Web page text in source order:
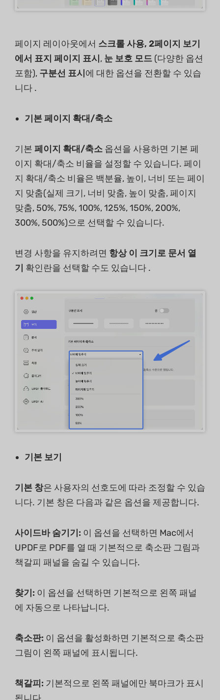
페이지 레이아웃에서 스크롤 사용, 2페이지 보기
에서 표지 페이지 표시 , 눈 보호 모드 (다양한 옵션
포함), 구분선 표시 에 대한 옵션을 전환할 수 있습
니다 .
기본 페이지 확대/축소
기본 페이지 확대/축소 옵션을 사용하면 기본 페
이지 확대/축소 비율을 설정할 수 있습니다. 페이
지 확대/축소 비율은 백분율, 높이, 너비 또는 페이
지 맞춤(실제 크기, 너비 맞춤, 높이 맞춤, 페이지
맞춤, 50%, 75%, 100%, 125%, 150%, 200%,
300%, 500%)으로 선택할 수 있습니다.
변경 사항을 유지하려면 항상 이 크기로 문서 열
기 확인란을 선택할 수도 있습니다 .
기본 보기
기본 창은 사용자의 선호도에 따라 조정할 수 있습
니다. 기본 창은 다음과 같은 옵션을 제공합니다.
사이드바 숨기기: 이 옵션을 선택하면 Mac에서
UPDF로 PDF를 열 때 기본적으로 축소판 그림과
책갈피 패널을 숨길 수 있습니다.
찾기: 이 옵션을 선택하면 기본적으로 왼쪽 패널
에 자동으로 나타납니다.
축소판: 이 옵션을 활성화하면 기본적으로 축소판
그림이 왼쪽 패널에 표시됩니다.
책갈피: 기본적으로 왼쪽 패널에만 북마크가 표시